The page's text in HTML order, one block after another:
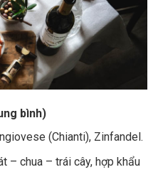
bình)
(Chianti), Zinfandel.
– chua – trái cây, hợp khẩu